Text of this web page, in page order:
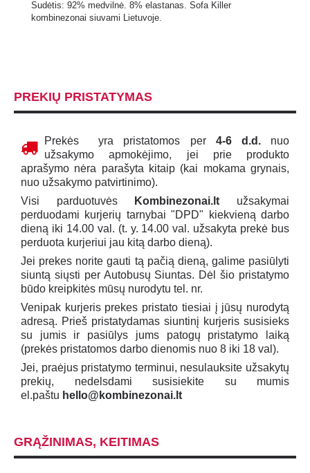
Sudėtis: 92% medvilnė. 8% elastanas. Sofa Killer
kombinezonai siuvami Lietuvoje.
PREKIŲ PRISTATYMAS
Prekės yra pristatomos per 4-6 d.d.nuo
užsakymo apmokėjimo, jei prie produkto
aprašymo nėra parašyta kitaip (kai mokama grynais,
nuo užsakymo patvirtinimo).
Visi parduotuvės
Kombinezonai.lt užsakymai
perduodami kurjerių tarnybai "DPD" kiekvieną darbo
dieną iki 14.00 val. (t. y. 14.00 val. užsakyta prekė bus
perduota kurjeriui jau kitą darbo dieną).
Jei prekes norite gauti tą pačią dieną, galime pasiūlyti
siuntą siųsti per Autobusų Siuntas. Dėl šio pristatymo
būdo kreipkitės mūsų nurodytu tel. nr.
Venipak kurjeris prekes pristato tiesiai į jūsų nurodytą
adresą. Prieš pristatydamas siuntinį kurjeris susisieks
su jumis ir pasiūlys jums patogų pristatymo laiką
(prekės pristatomos darbo dienomis nuo 8 iki 18 val).
Jei, praėjus pristatymo terminui, nesulauksite užsakytų
prekių, nedelsdami susisiekite su mumis
el.paštu hello@kombinezonai.lt
GRĄŽINIMAS, KEITIMAS